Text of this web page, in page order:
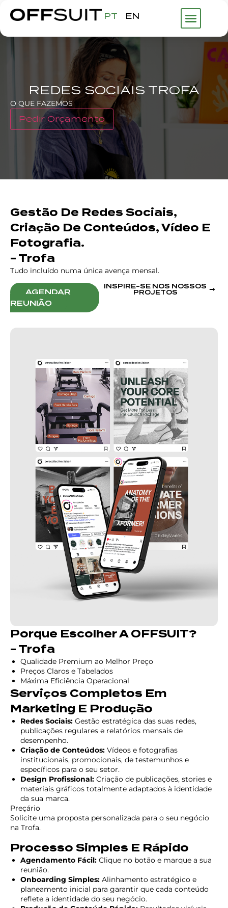
PT EN
REDES SOCIAIS TROFA
O QUE FAZEMOS
Pedir Orçamento
Gestão De Redes Sociais,
Criação De Conteúdos, Vídeo E
Fotografia.
- Trofa
Tudo incluído numa única avença mensal.
AGENDAR
REUNIÃO
INSPIRE-SE NOS NOSSOS
PROJETOS
Porque Escolher A OFFSUIT?
- Trofa
Qualidade Premium ao Melhor Preço
Preços Claros e Tabelados
Máxima Eficiência Operacional
Serviços Completos Em
Marketing E Produção
Redes Sociais: Gestão estratégica das suas redes,
publicações regulares e relatórios mensais de
desempenho.
Criação de Conteúdos: Vídeos e fotografias
institucionais, promocionais, de testemunhos e
específicos para o seu setor.
Design Profissional: Criação de publicações, stories e
materiais gráficos totalmente adaptados à identidade
da sua marca.
Preçário
Solicite uma proposta personalizada para o seu negócio
na Trofa.
Processo Simples E Rápido
Agendamento Fácil: Clique no botão e marque a sua
reunião.
Onboarding Simples: Alinhamento estratégico e
planeamento inicial para garantir que cada conteúdo
reflete a identidade do seu negócio.